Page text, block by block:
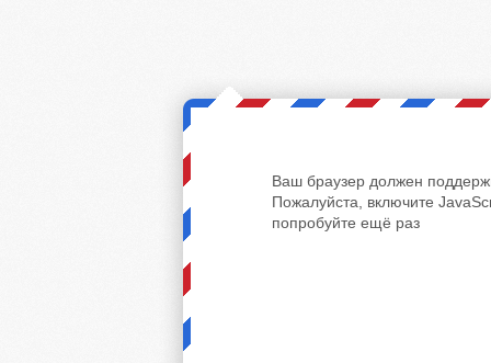
Ваш браузер должен
Пожалуйста, включите
попробуйте ещё раз